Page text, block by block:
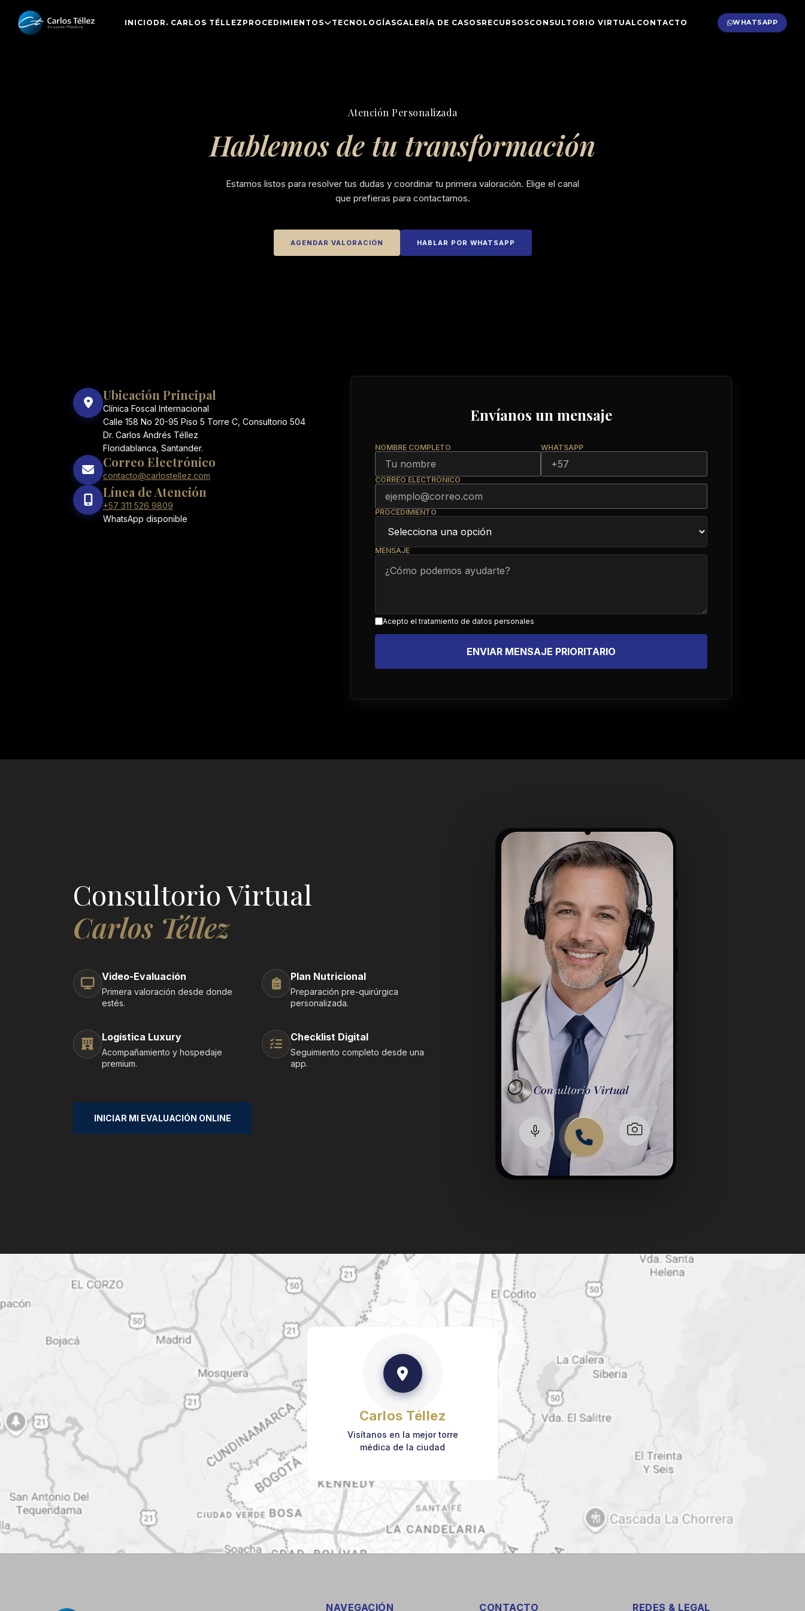
INICIO DR. CARLOS TÉLLEZ PROCEDIMIENTOS TECNOLOGÍASGALERÍA DE CASOSRECURSOSCONSULTORIO VIRTUAL CONTACTO WHATSAPP
Atención Personalizada
Hablemos de tu transformación
Estamos listos para resolver tus dudas y coordinar tu primera valoración. Elige el canal
que prefieras para contactarnos.
AGENDAR VALORACIÓN HABLAR POR WHATSAPP
Ubicación Principal
Clínica Foscal Internacional
Calle 158 No 20-95 Piso 5 Torre C, Consultorio 504
Dr. Carlos Andrés Téllez
Floridablanca, Santander.
Correo Electrónico
contacto@carlostellez.com
Línea de Atención
+57 311 526 9809
WhatsApp disponible
Envíanos un mensaje
NOMBRE COMPLETO WHATSAPP
CORREO ELECTRÓNICO
PROCEDIMIENTO
MENSAJE
Acepto el tratamiento de datos personales
ENVIAR MENSAJE PRIORITARIO
Consultorio Virtual
Carlos Téllez
Video-Evaluación
Primera valoración desde donde
estés.
Plan Nutricional
Preparación pre-quirúrgica
personalizada.
Logística Luxury
Acompañamiento y hospedaje
premium.
Checklist Digital
Seguimiento completo desde una
app.
INICIAR MI EVALUACIÓN ONLINE
Carlos Téllez
Visítanos en la mejor torre
médica de la ciudad
NAVEGACIÓN CONTACTO REDES & LEGAL